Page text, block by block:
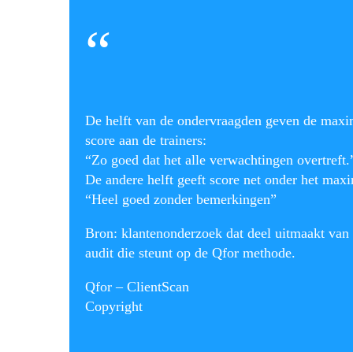
“
De helft van de ondervraagden geven de
score aan de trainers:
“Zo goed dat het alle verwachtingen
De andere helft geeft score net onder het
“Heel goed zonder bemerkingen”
Bron: klantenonderzoek dat deel uitmaakt van
audit die steunt op de Qfor methode.
Qfor – ClientScan
Copyright